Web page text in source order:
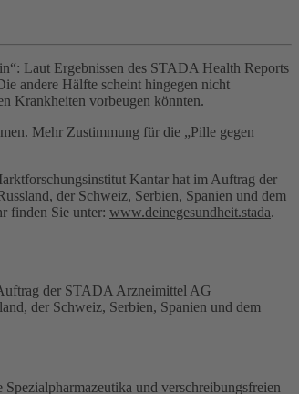
Laut Ergebnissen des STADA Health Reports
andere Hälfte scheint hingegen nicht
Krankheiten vorbeugen könnten.
Mehr Zustimmung für die „Pille gegen
Kantar hat im Auftrag der
der Schweiz, Serbien, Spanien und dem
finden Sie unter: www.deinegesundheit.stada.
der STADA Arzneimittel AG
der Schweiz, Serbien, Spanien und dem
und verschreibungsfreien